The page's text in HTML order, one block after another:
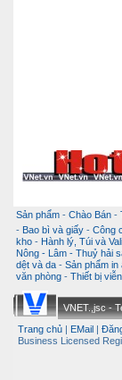
Sản phẩm - Chào Bán -
- Bao bì và giấy - Công
kho - Hành lý, Túi và Vali
Nông - Lâm - Thuỷ hải
dệt và da - Sản phẩm in
văn phòng - Thiết bị
VNET.,jsc -
Trang chủ
EMail
Business Licensed